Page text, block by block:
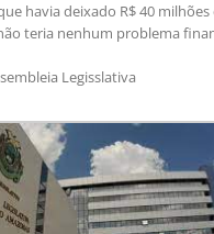
havia deixado R$ 40 milhões
teria nenhum problema
Legisslativa